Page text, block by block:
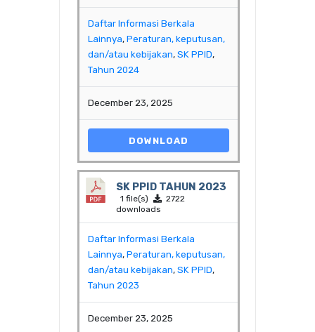
Daftar Informasi Berkala
Lainnya, Peraturan, keputusan,
dan/atau kebijakan, SK PPID,
Tahun 2024
December 23, 2025
DOWNLOAD
SK PPID TAHUN 2023
1 file(s)
2722
downloads
Daftar Informasi Berkala
Lainnya, Peraturan, keputusan,
dan/atau kebijakan, SK PPID,
Tahun 2023
December 23, 2025